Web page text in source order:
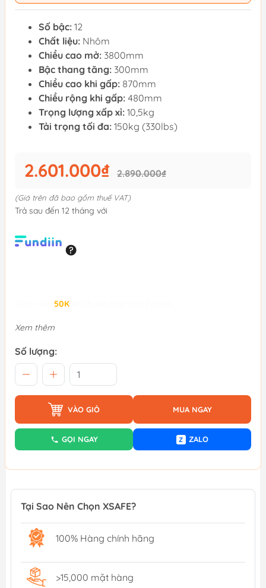
Số bậc: 12
Chất liệu: Nhôm
Chiều cao mở: 3800mm
Bậc thang tăng: 300mm
Chiều cao khi gấp: 870mm
Chiều rộng khi gấp: 480mm
Trọng lượng xấp xỉ: 10,5kg
Tải trọng tối đa: 150kg (330lbs)
2.601.000₫ 2.890.000₫
(Giá trên đã bao gồm thuế VAT)
Trả sau đến 12 tháng với
50K
Xem thêm
Số lượng:
VÀO GIỎ MUA NGAY
GỌI NGAY Z ZALO
Tại Sao Nên Chọn XSAFE?
100% Hàng chính hãng
>15,000 mặt hàng